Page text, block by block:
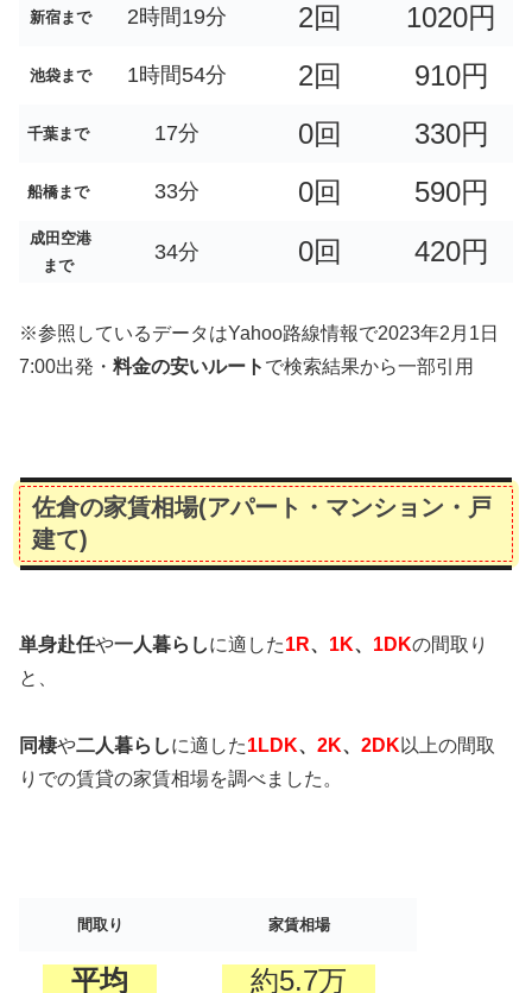
新宿まで 2時間19分 2回 1020円
池袋まで 1時間54分 2回 910円
千葉まで 17分 0回 330円
船橋まで 33分 0回 590円
成田空港
まで
34分 0回 420円
※参照しているデータはYahoo路線情報で2023年2月1日
7:00出発・ 料金の安いルート で検索結果から一部引用
佐倉の家賃相場(アパート・マンション・戸
建て)
単身赴任や一人暮らしに適した1R、 1K、 1DKの間取り
と、
同棲や二人暮らしに適した1LDK、 2K、 2DK 以上の間取
りでの賃貸の家賃相場を調べました。
間取り 家賃相場
平均 約5.7万